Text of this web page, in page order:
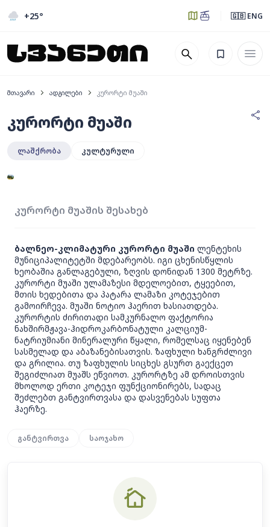
+25° 🇬🇧 ENG
მთავარი ადგილები კურორტი მუაში
კურორტი მუაში
ლაშქრობა კულტურული
კურორტი მუაშის შესახებ
ბალნეო-კლიმატური კურორტი მუაში ლენტეხის
მუნიციპალიტეტში მდებარეობს. იგი ცხენისწყლის
ხეობაშია განლაგებული, ზღვის დონიდან 1300 მეტრზე.
კურორტი მუაში ულამაზესი მდელოებით, ტყეებით,
მთის ხედებითა და პატარა ლამაზი კოტეჯებით
გამოირჩევა. მუაში ნოტიო ჰაერით ხასიათდება.
კურორტის ძირითადი სამკურნალო ფაქტორია
ნახშირმჟავა-ჰიდროკარბონატული კალციუმ-
ნატრიუმიანი მინერალური წყალი, რომელსაც იყენებენ
სასმელად და აბაზანებისათვის. ზაფხული ხანგრძლივი
და გრილია. თუ ზაფხულის სიცხეს გსურთ გაექცეთ
შეგიძლიათ მუაშს ეწვიოთ. კურორტზე ამ დროისთვის
მხოლოდ ერთი კოტეჯი ფუნქციონირებს, სადაც
შეძლებთ განტვირთვასა და დასვენებას სუფთა
ჰაერზე.
განტვირთვა საოჯახო